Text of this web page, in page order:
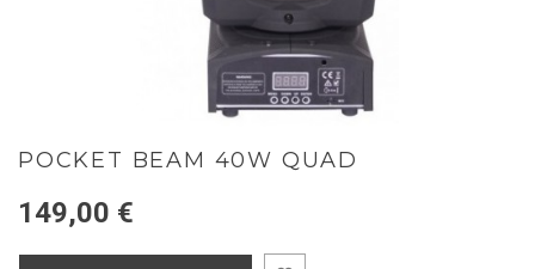
POCKET BEAM 40W QUAD
149,00 €